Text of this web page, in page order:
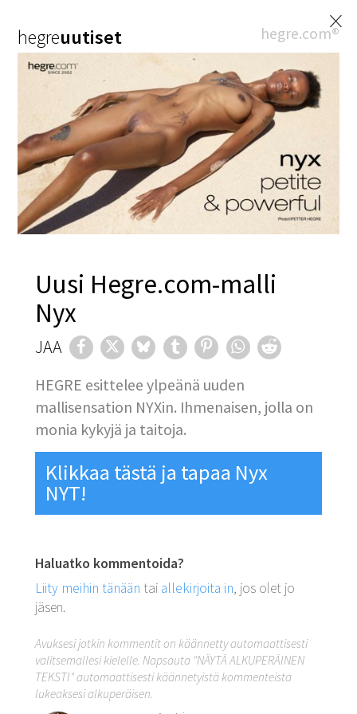
×
hegreuutiset hegre.com®
Uusi Hegre.com-malli
Nyx
JAA
HEGRE esittelee ylpeänä uuden
mallisensation NYXin. Ihmenaisen, jolla on
monia kykyjä ja taitoja.
Klikkaa tästä ja tapaa Nyx
NYT!
Haluatko kommentoida?
Liity meihin tänään tai allekirjoita in, jos olet jo
jäsen.
Avuksesi jotkin kommentit on käännetty automaattisesti
valitsemallesi kielelle. Napsauta "NÄYTÄ ALKUPERÄINEN
TEKSTI" automaattisesti käännetyistä kommenteista
lukeaksesi alkuperäisen.